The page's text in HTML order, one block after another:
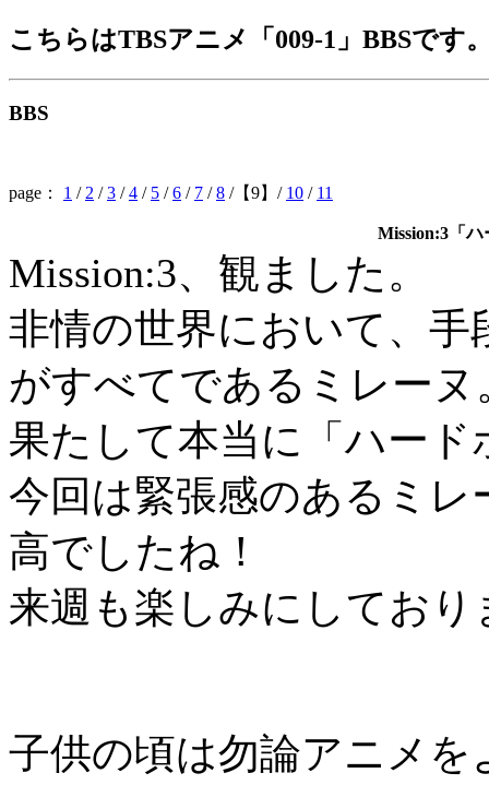
こちらはTBSアニメ「009-1」BBSです
BBS
page： 1 / 2 /3 /4 / 5 /6 / 7 /8 /【9】/ 10 / 11
Mission:3「
Mission:3、観ました。
非情の世界において、
がすべてであるミレーヌ
果たして本当に「ハー
今回は緊張感のあるミ
高でしたね！
来週も楽しみにしており
子供の頃は勿論アニメ